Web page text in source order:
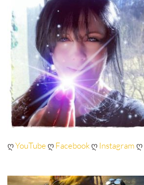
ღYouTubeღFacebookღ Instagramღ